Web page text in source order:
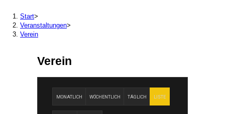
Start>
Veranstaltungen>
Verein
Verein
MONATLICH WÖCHENTLICH TÄGLICH LISTE